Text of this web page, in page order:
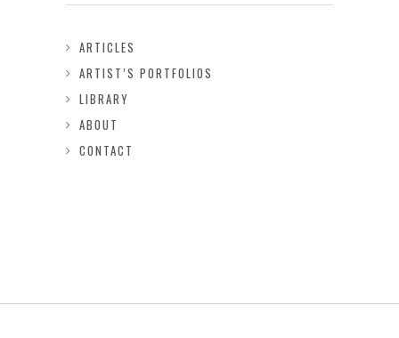
ARTICLES
ARTIST’S PORTFOLIOS
LIBRARY
ABOUT
CONTACT